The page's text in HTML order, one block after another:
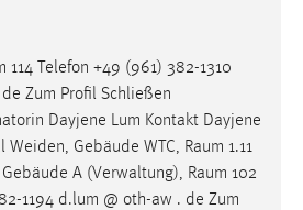
Zum Profil Schließen
Dayjene Lum Kontakt Dayjene
Weiden, Gebäude WTC,Raum1.11
A (Verwaltung),
1194 d.lum @ oth-aw . de Zum